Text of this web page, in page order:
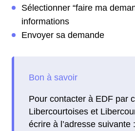
Sélectionner “faire ma
informations
Envoyer sa demande
Pour contacter à EDF par
Libercourtoises et
écrire à l’adresse suivante